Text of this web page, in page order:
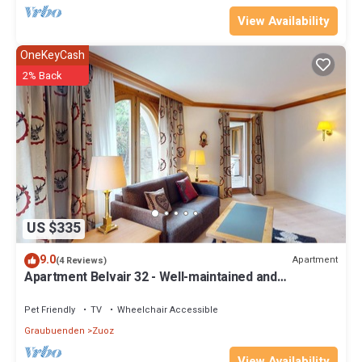
View Availability
US $335
OneKeyCash
2% Back
9.0(4 Reviews) Apartment
Apartment Belvair 32 - Well-maintained and
Pet Friendly TV
Wheelchair Accessible
Graubuenden
Zuoz